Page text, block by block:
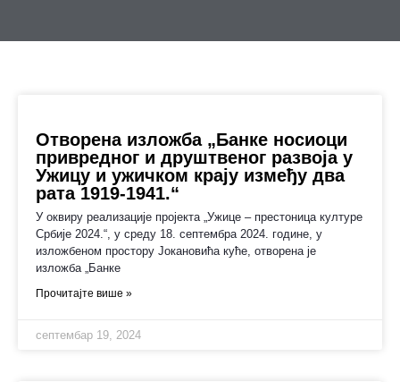
Отворена изложба „Банке носиоци
привредног и друштвеног развоја у
Ужицу и ужичком крају између два
рата 1919-1941.“
У оквиру реализације пројекта „Ужице – престоница културе
Србије 2024.“, у среду 18. септембра 2024. године, у
изложбеном простору Јокановића куће, отворена је
изложба „Банке
Прочитајте више »
септембар 19, 2024